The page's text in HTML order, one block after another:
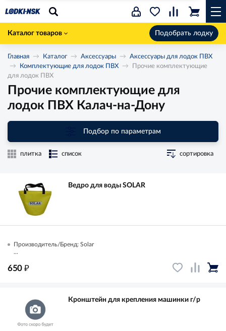
Каталог товаров Подобрать лодку
Главная Каталог Аксессуары
Аксессуары для лодок ПВХ
Комплектующие для лодок ПВХ
Прочие комплектующие
для лодок ПВХ
Прочие комплектующие для
лодок ПВХ Калач-на-Дону
Подбор по параметрам
плитка список сортировка
Ведро для воды SOLAR
Производитель/Бренд: Solar
...
650 ₽
Кронштейн для крепления машинки г/р